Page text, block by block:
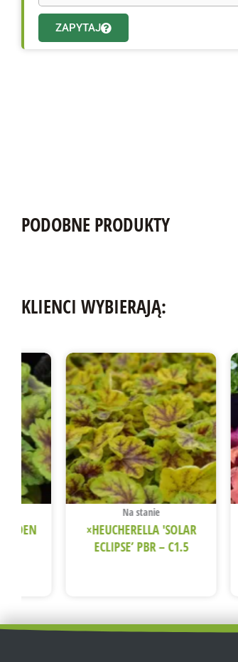
ZAPYTAJ
PODOBNE PRODUKTY
KLIENCI WYBIERAJĄ:
Na stanie
×HEUCHERELLA 'SOLAR
ECLIPSE’ PBR – C1.5